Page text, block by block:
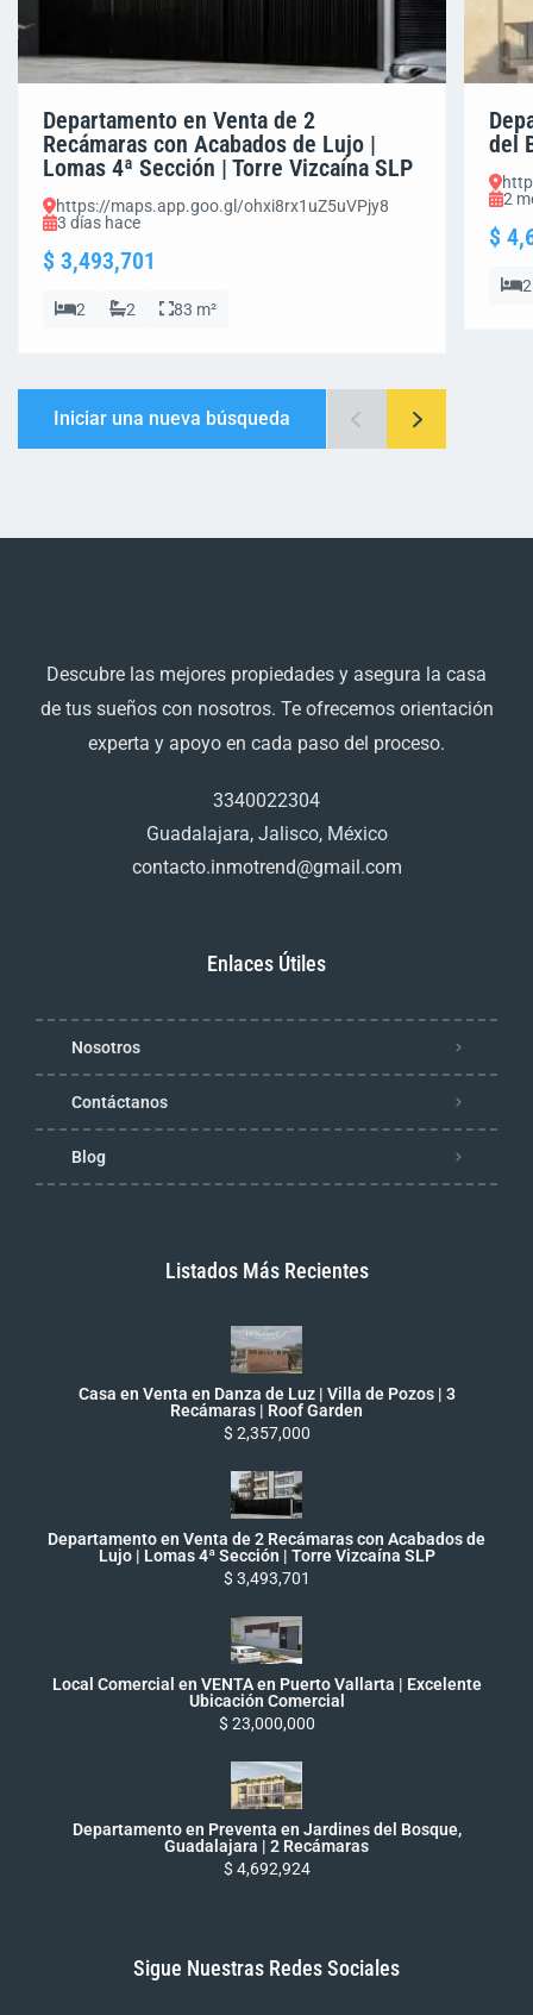
Departamento en Venta de 2
Recámaras con Acabados de Lujo |
Lomas 4ª Sección | Torre Vizcaína SLP
https://maps.app.goo.gl/ohxi8rx1uZ5uVPjy8
3 días hace
$ 3,493,701
2 2 83 m²
del
2
$
2
Iniciar una nueva búsqueda
Descubre las mejores propiedades y asegura la casa
de tus sueños con nosotros. Te ofrecemos orientación
experta y apoyo en cada paso del proceso.
3340022304
Guadalajara, Jalisco, México
contacto.inmotrend@gmail.com
Enlaces Útiles
Nosotros
Contáctanos
Blog
Listados Más Recientes
Casa en Venta en Danza de Luz | Villa de Pozos | 3
Recámaras | Roof Garden
$ 2,357,000
Departamento en Venta de 2 Recámaras con Acabados de
Lujo | Lomas 4ª Sección | Torre Vizcaína SLP
$ 3,493,701
Local Comercial en VENTA en Puerto Vallarta | Excelente
Ubicación Comercial
$ 23,000,000
Departamento en Preventa en Jardines del Bosque,
Guadalajara | 2 Recámaras
$ 4,692,924
Sigue Nuestras Redes Sociales